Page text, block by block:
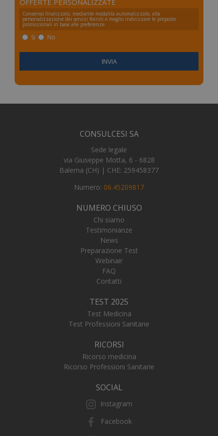
OFFERTE PERSONALIZZATE
Consenso finalizzato, mediante modalità automatizzate, alla
personalizzazione dei servizi forniti e meglio indirizzare le proposte
promozionali in base alle preferenze.
Si No
CONSULCESI SA
Sede legale
via Giuseppe Motta, 6 - 6828
Balerna (CH) | CHE: 259458377
Numero: 06.45209817
NUMERO CHIUSO
Chi siamo
Testimonianze
News
Preparazione Test
Webinair
FAQ
Contatti
TEST 2025
Test Medicina
Test Professioni Sanitarie
RICORSI
Ricorso medicina
Ricorso Professioni Sanitarie
SOCIAL
Instagram
Facebook
Google LLC
.numerochiuso.info